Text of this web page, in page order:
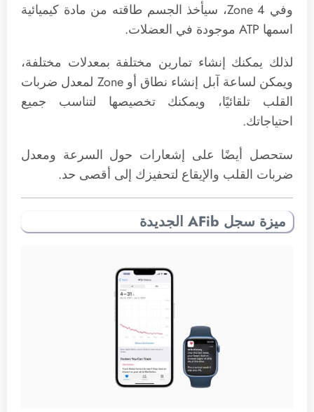
وفي Zone 4، سيأخذ الجسم طاقته من مادة كيميائية
اسمها ATP موجودة في العضلات.
لذلك يمكنك إنشاء تمارين مختلفة بمعدلات مختلفة،
ويمكن لساعة آبل إنشاء نطاق أو Zone لمعدل ضربات
القلب تلقائيًا، ويمكنك تخصيصها لتناسب جميع
احتياجاتك.
ستحصل أيضًا على إشعارات حول السرعة ومعدل
ضربات القلب والإيقاع لتحفيزك إلى أقصى حد.
ميزة سجل AFib الجديدة